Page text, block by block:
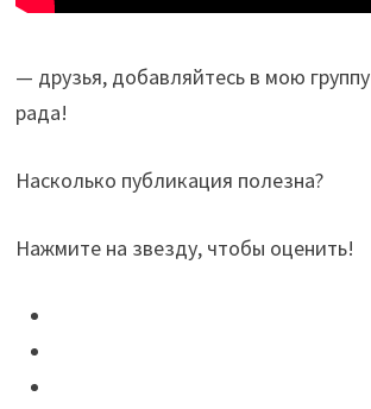
— друзья, добавляйтесь в мою
рада!
Насколько публикация полезна?
Нажмите на звезду, чтобы оценить!